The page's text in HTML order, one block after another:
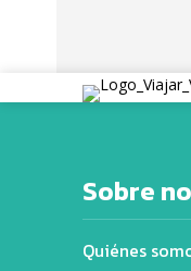
Sobre
Quiénes